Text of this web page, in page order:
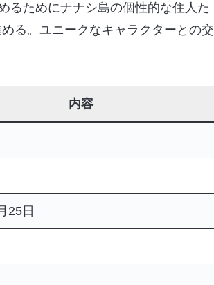
るためにナナシ島の個性的な住人た
る。ユニークなキャラクターとの交
内容
25日